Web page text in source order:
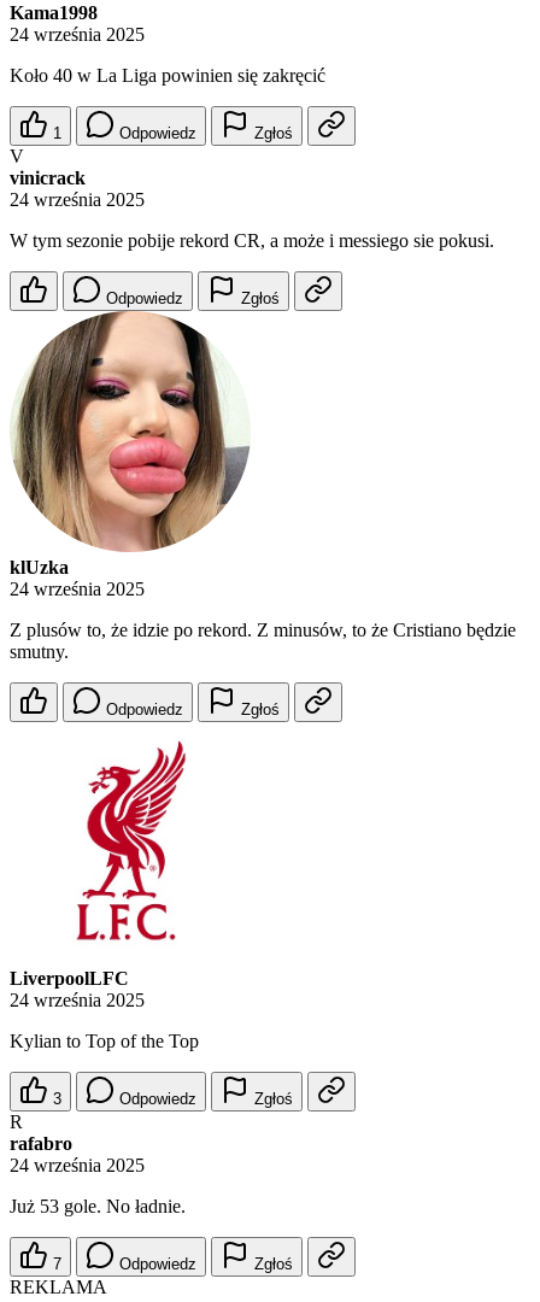
Kama1998
24 września 2025
Koło 40 w La Liga powinien się zakręcić
1 Odpowiedz Zgłoś
V
vinicrack
24 września 2025
W tym sezonie pobije rekord CR, a może i messiego sie pokusi.
Odpowiedz Zgłoś
klUzka
24 września 2025
Z plusów to, że idzie po rekord. Z minusów, to że Cristiano będzie
smutny.
Odpowiedz Zgłoś
LiverpoolLFC
24 września 2025
Kylian to Top of the Top
3 Odpowiedz Zgłoś
R
rafabro
24 września 2025
Już 53 gole. No ładnie.
7 Odpowiedz Zgłoś
REKLAMA